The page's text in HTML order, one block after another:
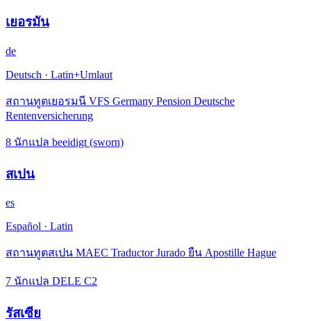
เยอรมัน
de
Deutsch · Latin+Umlaut
สถานทูตเยอรมนี VFS Germany Pension Deutsche
Rentenversicherung
8 นักแปล beeidigt (sworn)
สเปน
es
Español · Latin
สถานทูตสเปน MAEC Traductor Jurado ยืน Apostille Hague
7 นักแปล DELE C2
รัสเซีย